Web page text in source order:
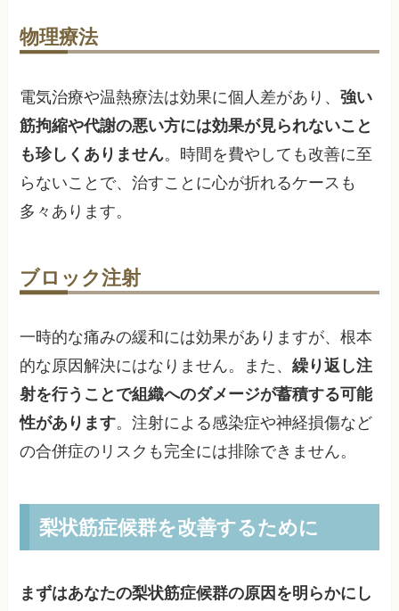
物理療法
電気治療や温熱療法は効果に個人差があり、強い
筋拘縮や代謝の悪い方には効果が見られないこと
も珍しくありません。時間を費やしても改善に至
らないことで、治すことに心が折れるケースも
多々あります。
ブロック注射
一時的な痛みの緩和には効果がありますが、根本
的な原因解決にはなりません。また、繰り返し注
射を行うことで組織へのダメージが蓄積する可能
性があります。注射による感染症や神経損傷など
の合併症のリスクも完全には排除できません。
梨状筋症候群を改善するために
まずはあなたの梨状筋症候群の原因を明らかにし